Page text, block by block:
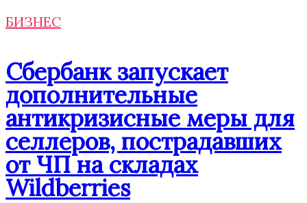
БИЗНЕС
Сбербанк запускает
дополнительные
антикризисные меры для
селлеров, пострадавших
от ЧП на складах
Wildberries